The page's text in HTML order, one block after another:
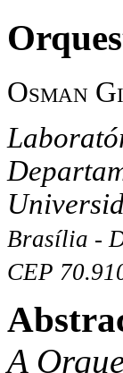
Osman
Brasília -
CEP
A